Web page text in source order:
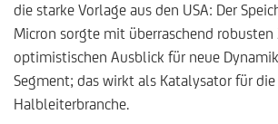
die starke Vorlage aus den USA: Der
Micron sorgte mit überraschend
optimistischen Ausblick für neue
Segment; das wirkt als Katalysator für
Halbleiterbranche.